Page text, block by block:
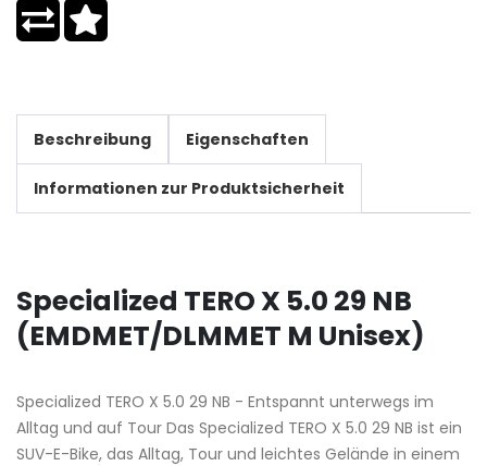
Beschreibung Eigenschaften
Informationen zur Produktsicherheit
Specialized TERO X 5.0 29 NB
(EMDMET/DLMMET M Unisex)
Specialized TERO X 5.0 29 NB - Entspannt unterwegs im
Alltag und auf Tour Das Specialized TERO X 5.0 29 NB ist ein
SUV-E-Bike, das Alltag, Tour und leichtes Gelände in einem